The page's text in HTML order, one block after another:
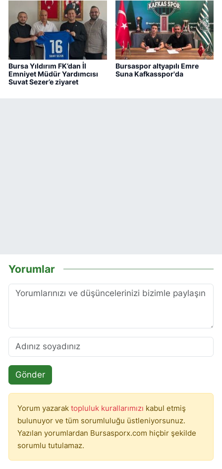
Bursa Yıldırım FK’dan İl
Emniyet Müdür Yardımcısı
Suvat Sezer’e ziyaret
Bursaspor altyapılı Emre
Suna Kafkasspor'da
Yorumlar
Gönder
Yorum yazarak topluluk kurallarımızı kabul etmiş
bulunuyor ve tüm sorumluluğu üstleniyorsunuz.
Yazılan yorumlardan Bursasporx.com hiçbir şekilde
sorumlu tutulamaz.